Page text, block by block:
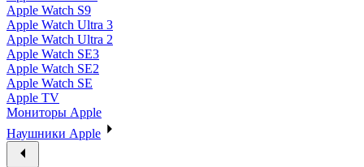
Apple Watch S9
Apple Watch Ultra 3
Apple Watch Ultra 2
Apple Watch SE3
Apple Watch SE2
Apple Watch SE
Apple TV
Мониторы Apple
Наушники Apple